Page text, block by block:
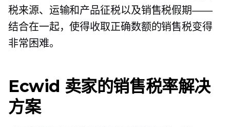
税来源、运输和产品征税以及销售税假期——
结合在一起，使得收取正确数额的销售税变得
非常困难。
Ecwid 卖家的销售税率解决
方案